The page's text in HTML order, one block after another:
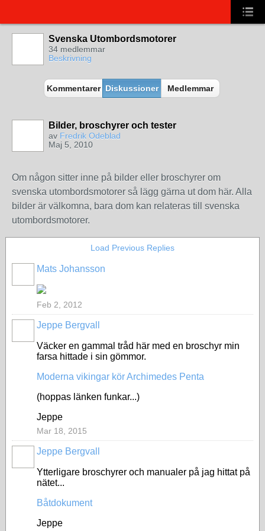
Svenska Utombordsmotorer
34 medlemmar
Beskrivning
Kommentarer Diskussioner Medlemmar
Bilder, broschyrer och tester
av Fredrik Odeblad
Maj 5, 2010
Om någon sitter inne på bilder eller broschyrer om
svenska utombordsmotorer så lägg gärna ut dom här. Alla
bilder är välkomna, bara dom kan relateras till svenska
utombordsmotorer.
Load Previous Replies
Mats Johansson
Feb 2, 2012
Jeppe Bergvall
Väcker en gammal tråd här med en broschyr min
farsa hittade i sin gömmor.
Moderna vikingar kör Archimedes Penta
(hoppas länken funkar...)
Jeppe
Mar 18, 2015
Jeppe Bergvall
Ytterligare broschyrer och manualer på jag hittat på
nätet...
Båtdokument
Jeppe